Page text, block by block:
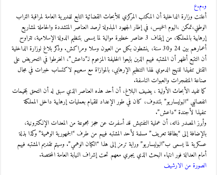
و.م.ع
أعلنت وزارة الداخلية أن المكتب المركزي للأبحاث القضائية التابع للمديرية العامة لمراقبة التراب
الوطني،تمكن ،اليوم الخميس، في إطار الجهود المبذولة لرصد العناصر المتشددة والحاملة لمشاريع
إرهابية بالمملكة، من إيقاف 3 عناصر خطيرة موالية لما يسمى بتنظيم الدولة الإسلامية، تتراوح
أعمارهم بين 24 و30 سنة، ينشطون بكل من العيون وسلا ومراكش. وذكر بلاغ لوزارة الداخلية
أن التتبع أظهر أن المشتبه فيهم الذين بايعوا الخليفة المزعوم لـ”داعش”، انخرطوا في التحريض على
القتل تنفيذا للنهج الدموي لهذا التنظيم الإرهابي، بالموازاة مع سعيهم لاكتساب خبرات في مجال
صناعة المتفجرات والعبوات الناسفة.
كما تفيد الأبحاث الأولية ، يضيف البلاغ، أن أحد هذه العناصر الذي سبق له أن التحق بمخيمات
انفصاليي “البوليساريو” بتندوف، كان في طور الإعداد للقيام بعمليات إرهابية داخل المملكة
تنفيذا لأجندة “داعش”.
وأبرز المصدر ذاته، أن عملية التفتيش قد أسفرت عن حجز مجموعة من المعدات الإلكترونية،
بالإضافة إلى “بطاقة تعريف” مسلمة لأحد المشتبه فيهم من طرف “الجمهورية الوهمية” وكذا بذلة
عسكرية لما يسمى ب”البوليساريو” وراية ترمز إلى هذا “الكيان الوهمي”. وسيتم تقديم المشتبه فيهم
أمام العدالة فور انتهاء البحث الذي يجري معهم تحت إشراف النيابة العامة المختصة.
الصورة من الارشيف